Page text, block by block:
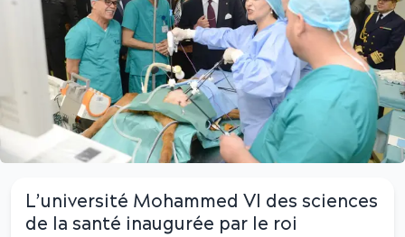
L’université Mohammed VI des sciences
de la santé inaugurée par le roi